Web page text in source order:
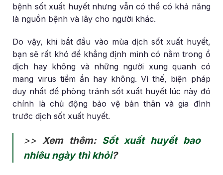
bệnh sốt xuất huyết nhưng vẫn có thể có khả năng
là nguồn bệnh và lây cho người khác.
Do vậy, khi bắt đầu vào mùa dịch sốt xuất huyết,
bạn sẽ rất khó để khẳng định mình có nằm trong ổ
dịch hay không và những người xung quanh có
mang virus tiềm ẩn hay không. Vì thế, biện pháp
duy nhất để phòng tránh sốt xuất huyết lúc này đó
chính là chủ động bảo vệ bản thân và gia đình
trước dịch sốt xuất huyết.
>> Xem thêm: Sốt xuất huyết bao
nhiêu ngày thì khỏi?